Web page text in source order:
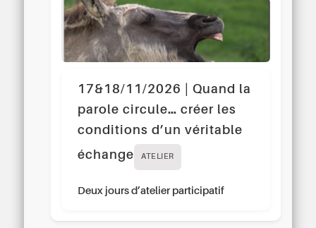
17&18/11/2026 | Quand la
parole circule… créer les
conditions d’un véritable
échange
ATELIER
Deux jours d’atelier participatif